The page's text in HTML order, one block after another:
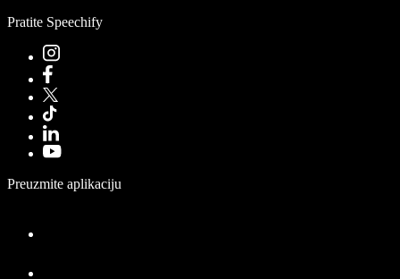
Pratite Speechify
Preuzmite aplikaciju